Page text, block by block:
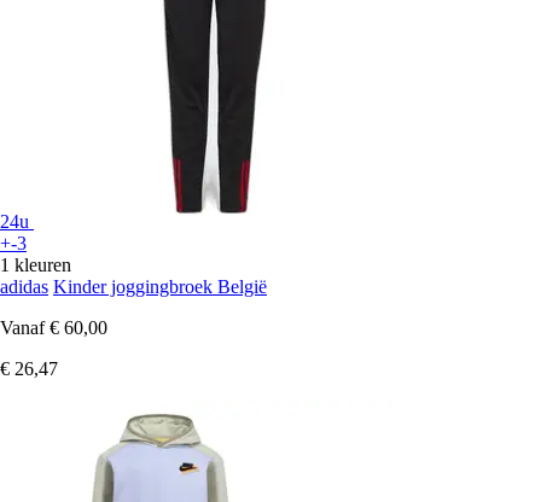
24u
+-3
1 kleuren
adidas Kinder joggingbroek België
Vanaf € 60,00
€ 26,47